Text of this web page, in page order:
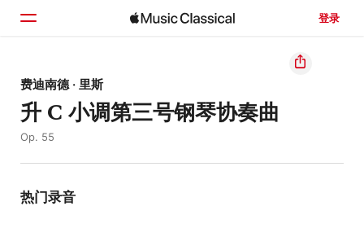
登录
主页
浏览
费迪南德 · 里斯
升 C 小调第三号钢琴协奏曲
Op. 55
热门录音